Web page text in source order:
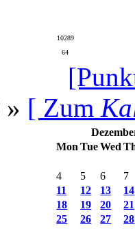
10289
64
» [ Zum
Mon TueWed
4 5 6
7
11
12 13
14
18
19 20
21
25
26 27 28